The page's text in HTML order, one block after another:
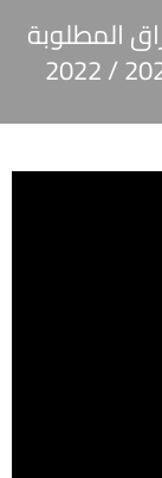
المطلوبة